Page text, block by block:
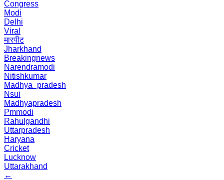
Congress
Modi
Delhi
Viral
मारपीट
Jharkhand
Breakingnews
Narendramodi
Nitishkumar
Madhya_pradesh
Nsui
Madhyapradesh
Pmmodi
Rahulgandhi
Uttarpradesh
Haryana
Cricket
Lucknow
Uttarakhand
←